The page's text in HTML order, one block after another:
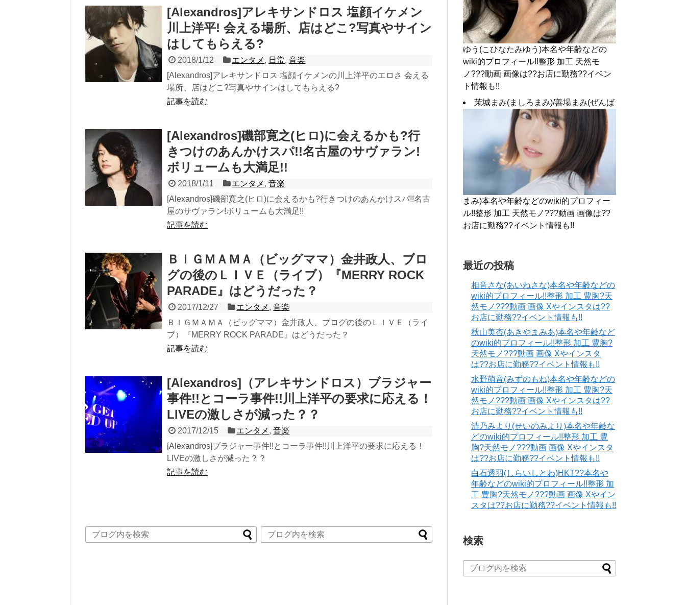
[Alexandros]アレキサンドロス 塩顔イケメン
川上洋平! 会える場所、店はどこ?写真やサイン
はしてもらえる?
2018/1/12 エンタメ , 日常,音楽
[Alexandros]アレキサンドロス 塩顔イケメンの川上洋平のエロさ 会える
場所、店はどこ?写真やサインはしてもらえる?
記事を読む
[Alexandros]磯部寛之(ヒロ)に会えるかも?行
きつけのあんかけスパ!!名古屋のサヴァラン!
ボリュームも大満足!!
2018/1/11 エンタメ ,音楽
[Alexandros]磯部寛之(ヒロ)に会えるかも?行きつけのあんかけスパ!!名古
屋のサヴァラン!ボリュームも大満足!!
記事を読む
ＢＩＧＭＡＭＡ（ビッグママ）金井政人、ブロ
グの後のＬＩＶＥ（ライブ）『MERRY ROCK
PARADE』はどうだった？
2017/12/27 エンタメ ,音楽
ＢＩＧＭＡＭＡ（ビッグママ）金井政人、ブログの後のＬＩＶＥ（ライ
ブ）『MERRY ROCK PARADE』はどうだった？
記事を読む
[Alexandros]（アレキサンドロス）ブラジャー
事件!!とコーラ事件!!川上洋平の要求に応える！
LIVEの激しさが減った？？
2017/12/15 エンタメ ,音楽
[Alexandros]ブラジャー事件!!とコーラ事件!!川上洋平の要求に応える！
LIVEの激しさが減った？？
記事を読む
ゆう(こひなたみゆう)本名や年齢などの
wiki的プロフィール!!整形 加工 天然モ
ノ???動画 画像は??お店に勤務??イベン
ト情報も!!
茉城まみ(ましろまみ)/善場まみ(ぜんば
まみ)本名や年齢などのwiki的プロフィー
ル!!整形 加工 天然モノ???動画 画像は??
お店に勤務??イベント情報も!!
最近の投稿
相音さな(あいねさな)本名や年齢などの
wiki的プロフィール!!整形 加工 豊胸?天
然モノ???動画 画像 Xやインスタは??
お店に勤務??イベント情報も!!
秋山美杏(あきやまみあ)本名や年齢など
のwiki的プロフィール!!整形 加工 豊胸?
天然モノ???動画 画像 Xやインスタ
は??お店に勤務??イベント情報も!!
水野萌音(みずのもね)本名や年齢などの
wiki的プロフィール!!整形 加工 豊胸?天
然モノ???動画 画像 Xやインスタは??
お店に勤務??イベント情報も!!
清乃みより(せいのみより)本名や年齢な
どのwiki的プロフィール!!整形 加工 豊
胸?天然モノ???動画 画像 Xやインスタ
は??お店に勤務??イベント情報も!!
白石透羽(しらいしとわ)HKT??本名や
年齢などのwiki的プロフィール!!整形 加
工 豊胸?天然モノ???動画 画像 Xやイン
スタは??お店に勤務??イベント情報も!!
検索